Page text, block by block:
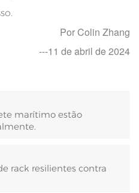
Por Colin Zhang
---11 de abril de 2024
marítimo estão
rack resilientes contra